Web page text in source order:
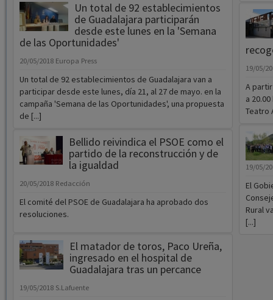
Un total de 92 establecimientos
de Guadalajara participarán
desde este lunes en la 'Semana
de las Oportunidades'
20/05/2018 Europa Press
Un total de 92 establecimientos de Guadalajara van a
participar desde este lunes, día 21, al 27 de mayo. en la
campaña 'Semana de las Oportunidades', una propuesta
de [...]
Bellido reivindica el PSOE como el
partido de la reconstrucción y de
la igualdad
20/05/2018 Redacción
El comité del PSOE de Guadalajara ha aprobado dos
resoluciones.
El matador de toros, Paco Ureña,
ingresado en el hospital de
Guadalajara tras un percance
19/05/2018 S.Lafuente
19/05/
A
a
Teatro
19/05/
El
Rural
[...]